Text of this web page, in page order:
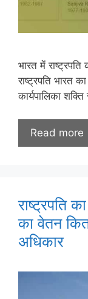
भारत में
राष्ट्रपति भारत
कार्यपालिका
Read more
राष्ट्रपति
का वेतन
अधिकार